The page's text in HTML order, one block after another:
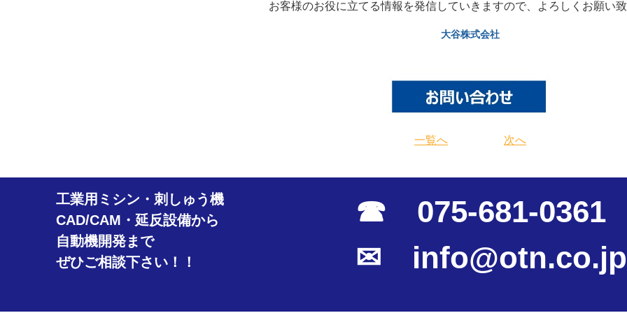
お客様のお役に立てる情報を発信していきますので、よろしくお願い
大谷株式会社
一覧へ 次へ
工業用ミシン・刺しゅう機
CAD/CAM・延反設備から
自動機開発まで
ぜひご相談下さい！！
☎ 075-681-0361
✉ info@otn.co.jp